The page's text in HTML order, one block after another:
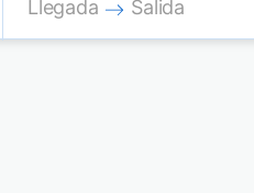
Llegada Salida